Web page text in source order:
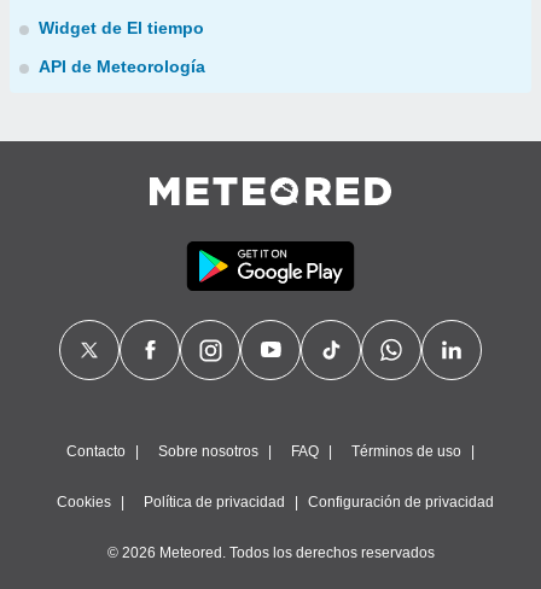
Widget de El tiempo
API de Meteorología
Contacto Sobre nosotros FAQ Términos de uso
Cookies Política de privacidad Configuración de privacidad
© 2026 Meteored. Todos los derechos reservados